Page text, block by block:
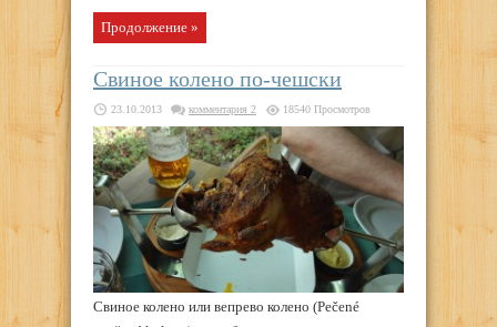
Продолжение »
Свиное колено по-чешски
23.10.2013 комментария 2 18540 Просмотров
Свиное колено или вепрево колено (Рečené